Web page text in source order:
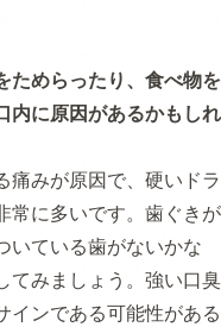
ためらったり、食べ物を
内に原因があるかもしれ
痛みが原因で、硬いドラ
常に多いです。歯ぐきが
いている歯がないかな
てみましょう。強い口臭
インである可能性がある